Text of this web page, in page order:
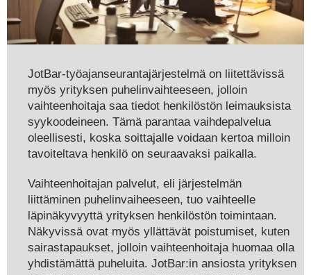
JotBar-työajanseurantajärjestelmä on liitettävissä
myös yrityksen puhelinvaihteeseen, jolloin
vaihteenhoitaja saa tiedot henkilöstön leimauksista
syykoodeineen. Tämä parantaa vaihdepalvelua
oleellisesti, koska soittajalle voidaan kertoa milloin
tavoiteltava henkilö on seuraavaksi paikalla.
Vaihteenhoitajan palvelut, eli järjestelmän
liittäminen puhelinvaiheeseen, tuo vaihteelle
läpinäkyvyyttä yrityksen henkilöstön toimintaan.
Näkyvissä ovat myös yllättävät poistumiset, kuten
sairastapaukset, jolloin vaihteenhoitaja huomaa olla
yhdistämättä puheluita. JotBar:in ansiosta yrityksen